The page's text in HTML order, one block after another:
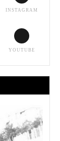
INSTAGRAM
YOUTUBE